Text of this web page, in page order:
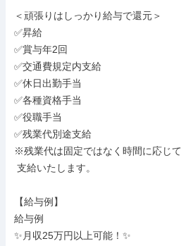
＜頑張りはしっかり給与で還元＞
✅昇給
✅賞与年2回
✅交通費規定内支給
✅休日出勤手当
✅各種資格手当
✅役職手当
✅残業代別途支給
※残業代は固定ではなく時間に応じて
【給与例】
給与例
✨月収25万円以上可能！✨